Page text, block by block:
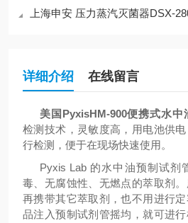
上海申安 压力蒸汽灭菌器DSX-
详细介绍 在线留言
美国PyxisHM-900便携式水中
检测技术，灵敏度高，用电池供
行检测，便于在现场快速使用。
Pyxis Lab 的水中油预制试剂
毒、无腐蚀性、无燃点的萃取剂
再携带其它萃取剂，也不用进行
品注入预制试剂管摇均，就可进